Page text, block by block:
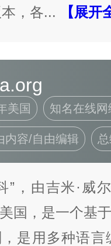
，各... 【展开
美国 知名在线
内容/自由编辑
”，由吉米·威
国，是一个基
是用多种语